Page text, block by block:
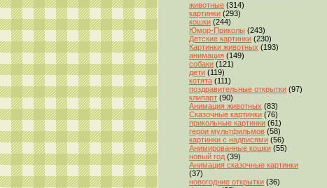
животные (314)
картинки (293)
кошки (244)
Юмор-Приколы (243)
Детские картинки (230)
Картинки животных (193)
анимация (149)
собаки (121)
дети (119)
котята (111)
поздравительные открытки (97)
клипарт (90)
Анимация животных (83)
Сказочные картинки (76)
прикольные картинки (61)
герои мультфильмов (58)
картинки с надписями (56)
Анимированные кошки (55)
новый год (39)
Анимация сказочные картинки
(37)
новогодние открытки (36)